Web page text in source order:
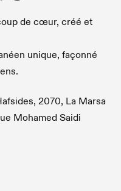
de cœur, créé et
unique, façonné
2070, La Marsa
Mohamed Saidi